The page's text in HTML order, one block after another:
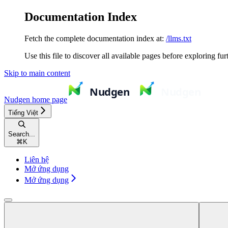
Documentation Index
Fetch the complete documentation index at: /llms.txt
Use this file to discover all available pages before exploring
Skip to main content
Nudgen home page
Tiếng Việt
Search...
⌘ K
Liên hệ
Mở ứng dụng
Mở ứng dụng